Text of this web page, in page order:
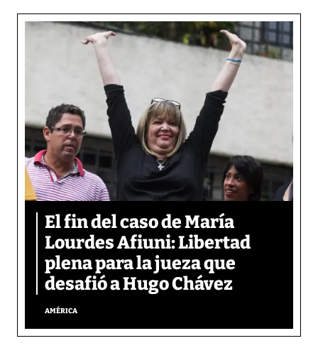
El fin del caso de María
Lourdes Afiuni: Libertad
plena para la jueza que
desafió a Hugo Chávez
AMÉRICA